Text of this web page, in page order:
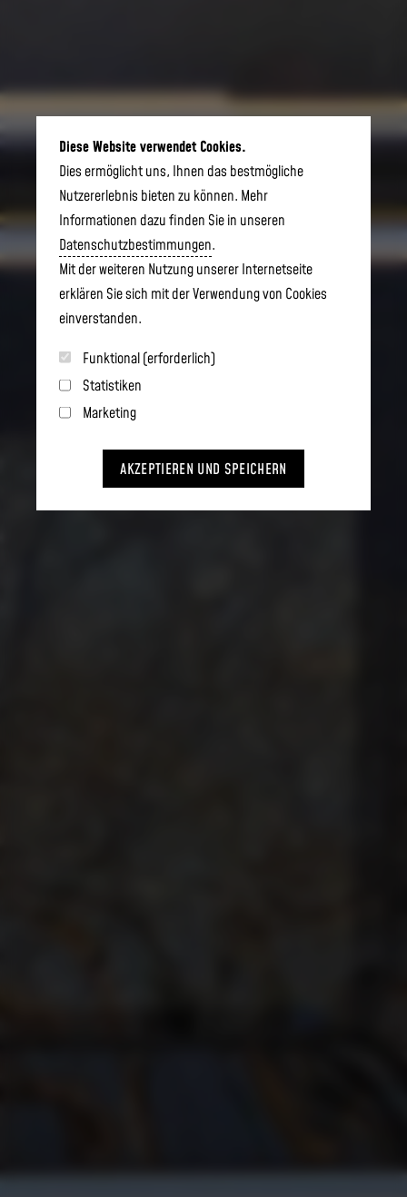
Diese Website verwendet Cookies.
Dies ermöglicht uns, Ihnen das bestmögliche
Nutzererlebnis bieten zu können. Mehr
Informationen dazu finden Sie in unseren
Datenschutzbestimmungen.
Mit der weiteren Nutzung unserer Internetseite
erklären Sie sich mit der Verwendung von Cookies
einverstanden.
Funktional (erforderlich)
Statistiken
Marketing
AKZEPTIEREN UND SPEICHERN